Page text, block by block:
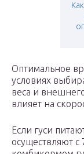
Оптимальное
условиях
веса и
влияет на
Если гуси
осуществляют